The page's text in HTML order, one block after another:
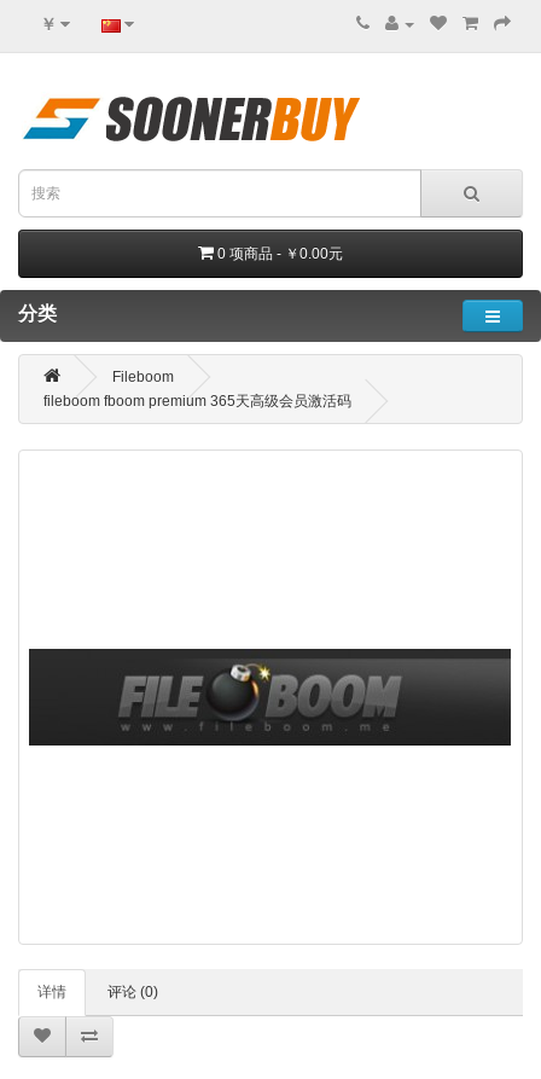
￥
0 项商品 - ￥0.00元
分类
Fileboom
fileboom fboom premium 365天高级会员激活码
详情 评论 (0)